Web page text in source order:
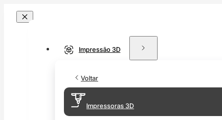
Impressão 3D
Voltar
Impressoras 3D